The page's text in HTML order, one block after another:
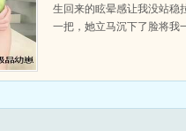
生回来的眩晕感让我没站稳
一把，她立马沉下了脸将我